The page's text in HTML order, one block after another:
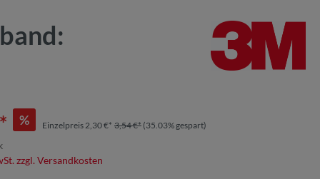
% Einzelpreis 2,30 €* 3,54 €* (35.03% gespart)
zzgl. Versandkosten